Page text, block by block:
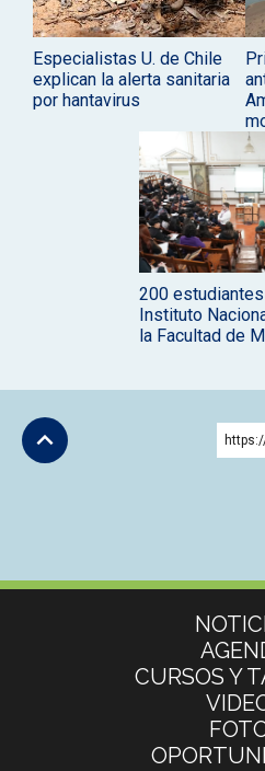
Especialistas U. de Chile
explican la alerta sanitaria
por hantavirus
200
Instituto
la Facultad de
CURSOS Y